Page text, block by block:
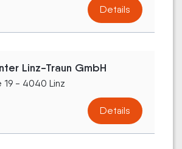
Details
Linz-Traun GmbH
19 - 4040 Linz
Details